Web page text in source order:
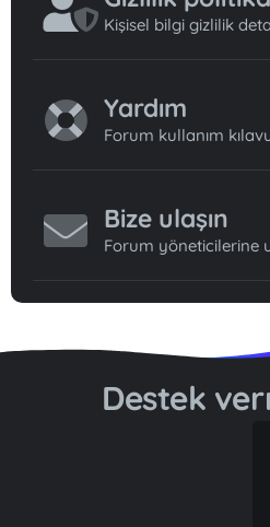
Kişisel bilgi gizlilik
Yardım
Forum kullanım
Bize ulaşın
Forum yöneticilerine
Destek